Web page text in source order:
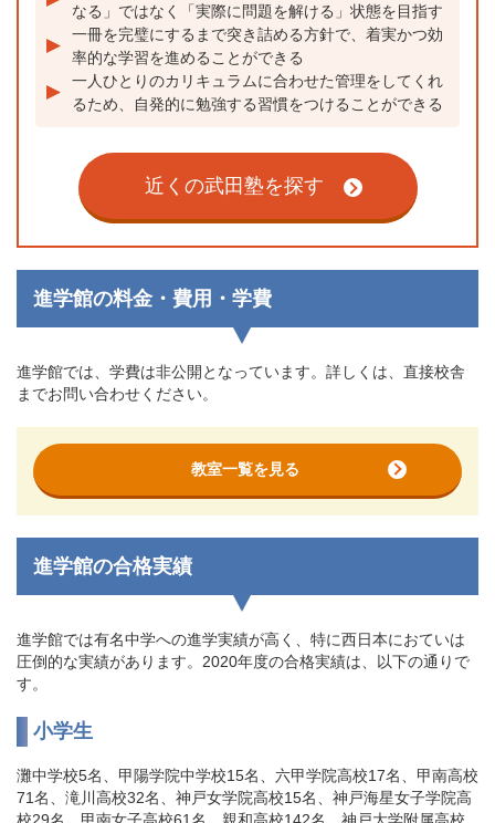
なる」ではなく「実際に問題を解ける」状態を目指す
一冊を完璧にするまで突き詰める方針で、着実かつ効
率的な学習を進めることができる
一人ひとりのカリキュラムに合わせた管理をしてくれ
るため、自発的に勉強する習慣をつけることができる
近くの武田塾を探す
進学館の料金・費用・学費
進学館では、学費は非公開となっています。詳しくは、直接校舎
までお問い合わせください。
教室一覧を見る
進学館の合格実績
進学館では有名中学への進学実績が高く、特に西日本におていは
圧倒的な実績があります。2020年度の合格実績は、以下の通りで
す。
小学生
灘中学校5名、甲陽学院中学校15名、六甲学院高校17名、甲南高校
71名、滝川高校32名、神戸女学院高校15名、神戸海星女子学院高
校29名、甲南女子高校61名、親和高校142名、神戸大学附属高校